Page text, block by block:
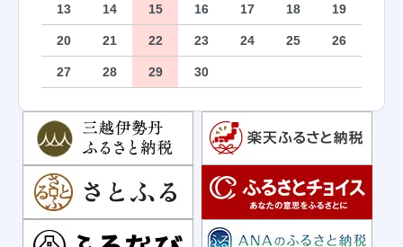
13 14 15 16 17 18 19
20 21 22 23 24 25 26
27 28 29 30